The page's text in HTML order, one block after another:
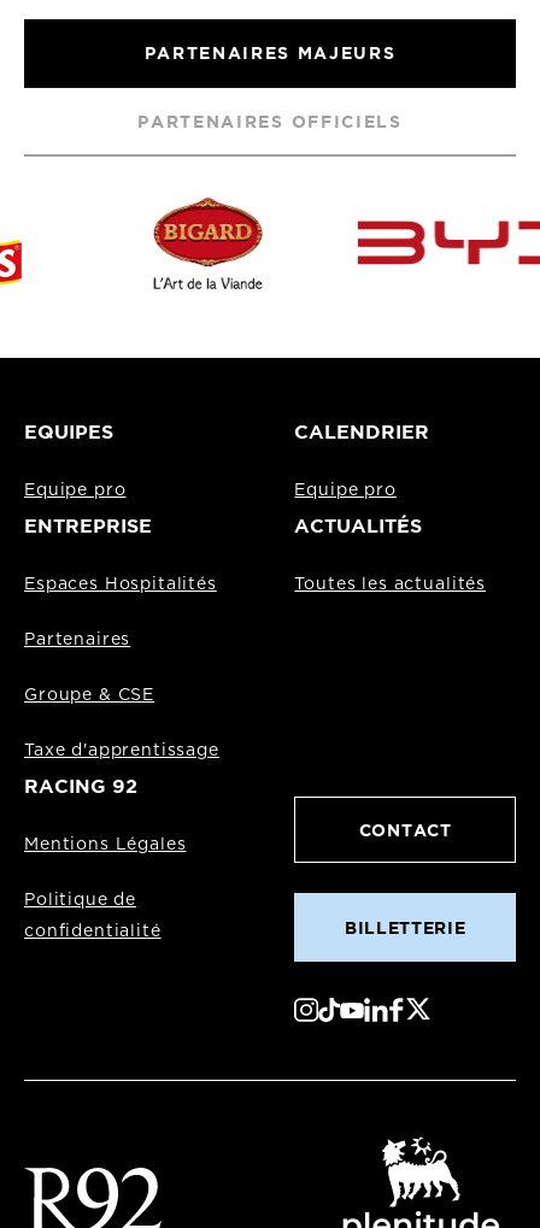
PARTENAIRES MAJEURS
PARTENAIRES OFFICIELS
EQUIPES
Equipe pro
CALENDRIER
Equipe pro
ENTREPRISE
Espaces Hospitalités
Partenaires
Groupe & CSE
Taxe d'apprentissage
ACTUALITÉS
Toutes les actualités
RACING 92
Mentions Légales
Politique de
confidentialité
CONTACT
BILLETTERIE